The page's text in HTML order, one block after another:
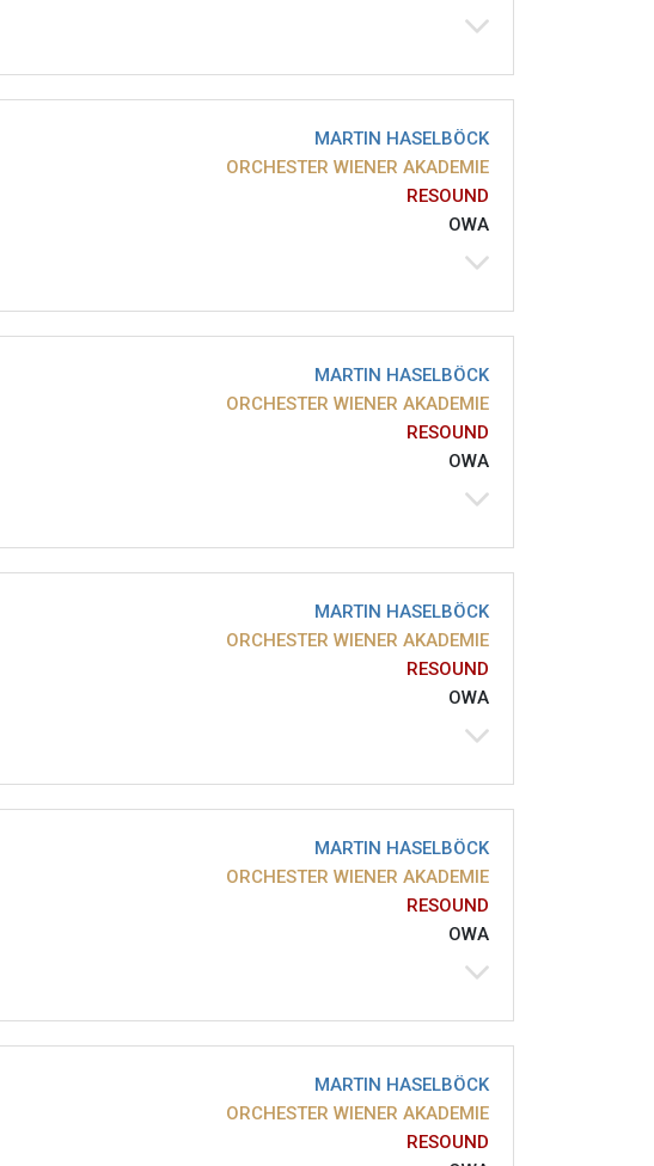
MARTIN HASELBÖCK
ORCHESTER WIENER AKADEMIE
RESOUND
OWA
MARTIN HASELBÖCK
ORCHESTER WIENER AKADEMIE
RESOUND
OWA
MARTIN HASELBÖCK
ORCHESTER WIENER AKADEMIE
RESOUND
OWA
MARTIN HASELBÖCK
ORCHESTER WIENER AKADEMIE
RESOUND
OWA
MARTIN HASELBÖCK
ORCHESTER WIENER AKADEMIE
RESOUND